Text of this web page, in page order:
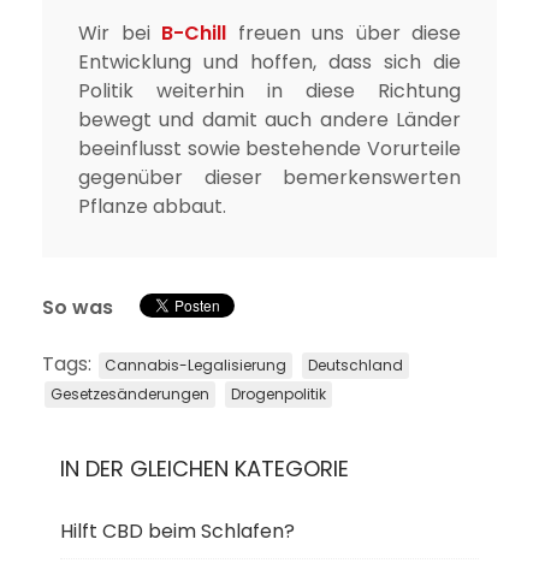
Wir bei B-Chill freuen uns über diese
Entwicklung und hoffen, dass sich die
Politik weiterhin in diese Richtung
bewegt und damit auch andere Länder
beeinflusst sowie bestehende Vorurteile
gegenüber dieser bemerkenswerten
Pflanze abbaut.
So was
Tags: Cannabis-Legalisierung
Deutschland
Gesetzesänderungen
Drogenpolitik
IN DER GLEICHEN KATEGORIE
Hilft CBD beim Schlafen?